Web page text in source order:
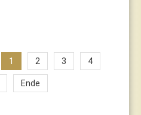
1 2 3 4
Ende